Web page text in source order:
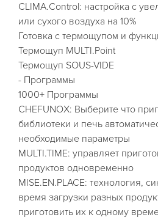
CLIMA.Control: настройка с
или сухого воздуха на 10%
Готовка с термощупом и
Термощуп MULTI.Point
Термощуп SOUS-VIDE
- Программы
1000+ Программы
CHEFUNOX: Выберите что
библиотеки и печь
необходимые параметры
MULTI.TIME: управляет
продуктов одновременно
MISE.EN.PLACE: технология,
время загрузки разных
приготовить их к одному